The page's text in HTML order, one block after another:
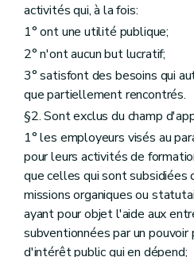
activités qui, à la fois:
1° ont une utilité publique;
2° n'ont aucun but lucratif;
3° satisfont des besoins qui
que partiellement rencontrés.
§2. Sont exclus du champ
1° les employeurs visés au
pour leurs activités de
que celles qui sont subsidiées
missions organiques ou
ayant pour objet l'aide aux
subventionnées par un pouvoir
d'intérêt public qui en dépend;